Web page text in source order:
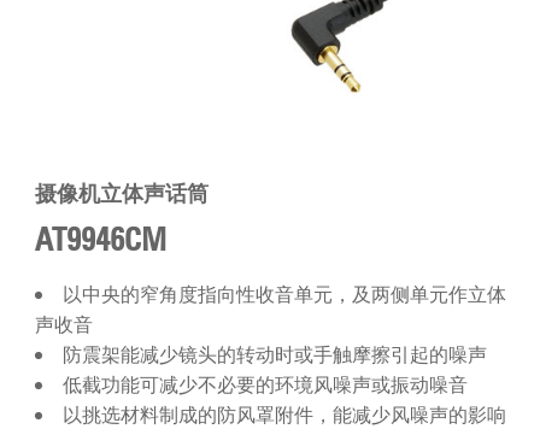
摄像机立体声话筒
AT9946CM
以中央的窄角度指向性收音单元，及两侧单元作立体
声收音
防震架能减少镜头的转动时或手触摩擦引起的噪声
低截功能可减少不必要的环境风噪声或振动噪音
以挑选材料制成的防风罩附件，能减少风噪声的影响